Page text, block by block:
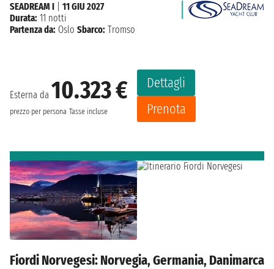
Esterna da 10.323 €
prezzo per persona Tasse incluse
Dettagli
Prenota
SEADREAM I
11 GIU 2027
Durata: 11 notti
Partenza da: Oslo Sbarco: Tromso
Fiordi Norvegesi: Norvegia, Germania, Danimarca